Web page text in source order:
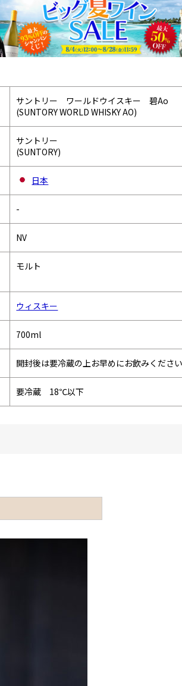
サントリー ワールドウイスキー 碧Ao
(SUNTORY WORLD WHISKY AO)
サントリー
(SUNTORY)
日本
-
NV
モルト
ウィスキー
700ml
開封後は要冷蔵の上お早めにお飲みくださ
要冷蔵 18℃以下